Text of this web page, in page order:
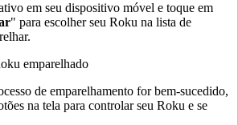
em seu dispositivo móvel e toque em
" para escolher seu Roku na lista de
de emparelhamento for bem-sucedido,
na tela para controlar seu Roku e se